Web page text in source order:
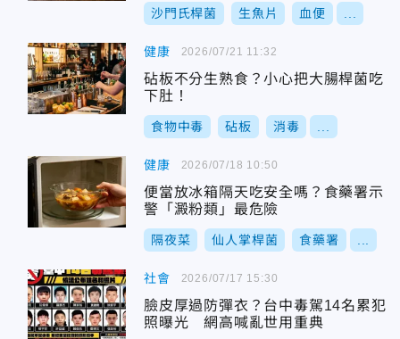
沙門氏桿菌 生魚片 血便
健康
砧板不分生熟食？小心把大腸桿菌吃
下肚！
食物中毒 砧板 消毒
2026/07/21 11:32
健康
便當放冰箱隔天吃安全嗎？食藥署示
警「澱粉類」最危險
隔夜菜 仙人掌桿菌 食藥署
2026/07/18 10:50
社會
臉皮厚過防彈衣？台中毒駕14名累犯
照曝光 網高喊亂世用重典
2026/07/17 15:30